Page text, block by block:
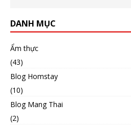
DANH MỤC
Ẩm thực
(43)
Blog Homstay
(10)
Blog Mang Thai
(2)